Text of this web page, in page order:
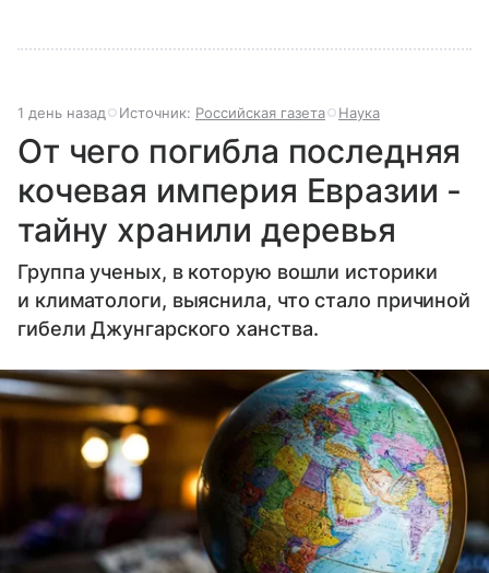
1 день назад Источник: Российская газета Наука
От чего погибла последняя
кочевая империя Евразии -
тайну хранили деревья
Группа ученых, в которую вошли историки
и климатологи, выяснила, что стало причиной
гибели Джунгарского ханства.